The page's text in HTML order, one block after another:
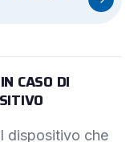
CASO DI
dispositivo che